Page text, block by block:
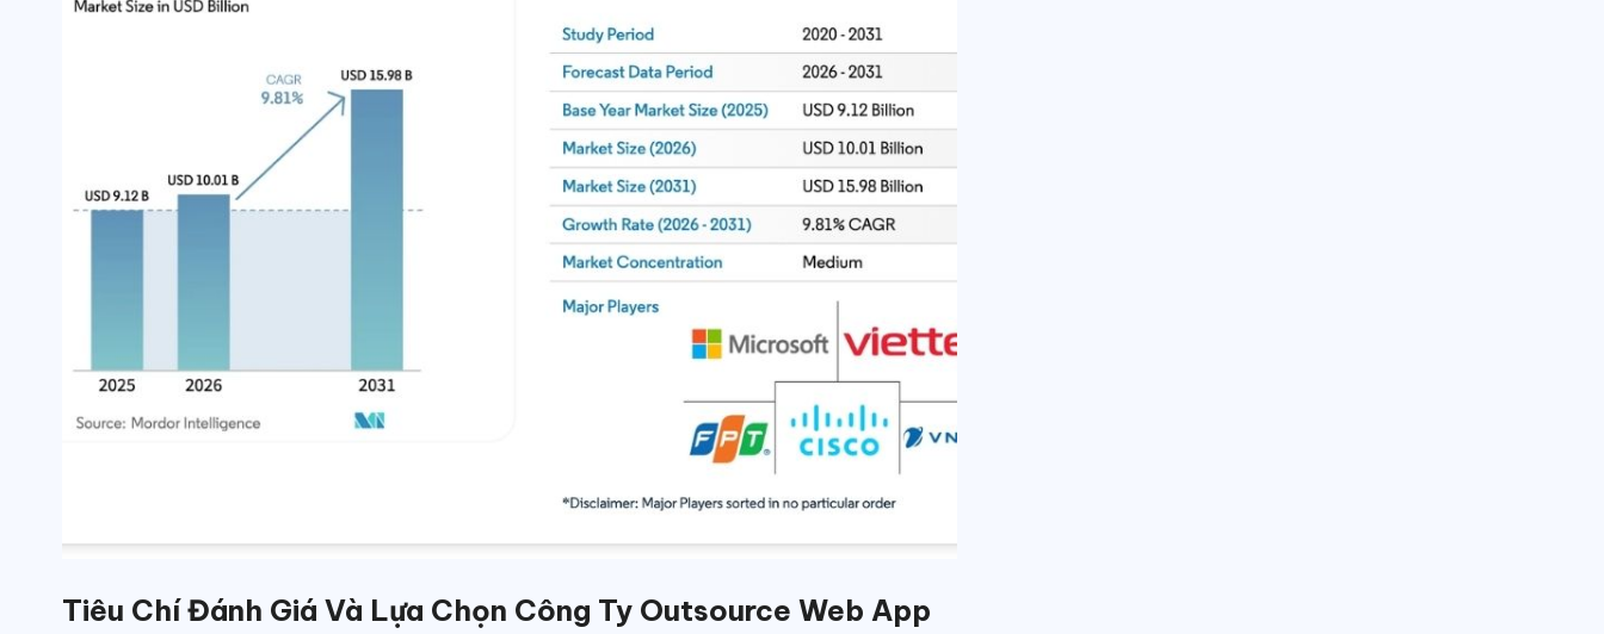
Tiêu Chí Đánh Giá Và Lựa Chọn Công Ty Outsource Web App